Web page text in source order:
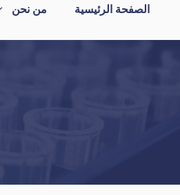
الصفحة الرئيسية من نحن